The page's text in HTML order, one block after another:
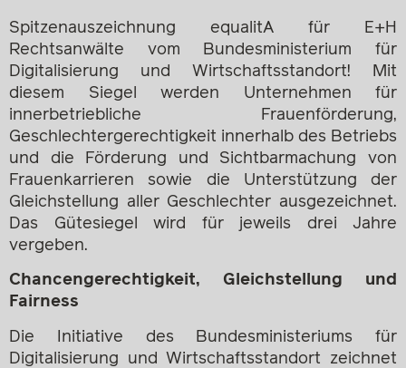
Spitzenauszeichnung equalitA für E+H
Rechtsanwälte vom Bundesministerium für
Digitalisierung und Wirtschaftsstandort! Mit
diesem Siegel werden Unternehmen für
innerbetriebliche Frauenförderung,
Geschlechtergerechtigkeit innerhalb des Betriebs
und die Förderung und Sichtbarmachung von
Frauenkarrieren sowie die Unterstützung der
Gleichstellung aller Geschlechter ausgezeichnet.
Das Gütesiegel wird für jeweils drei Jahre
vergeben.
Chancengerechtigkeit, Gleichstellung und
Fairness
Die Initiative des Bundesministeriums für
Digitalisierung und Wirtschaftsstandort zeichnet